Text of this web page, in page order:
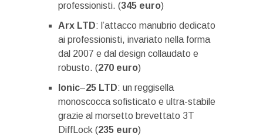
professionisti. (345 euro)
Arx LTD: l’attacco manubrio dedicato
ai professionisti, invariato nella forma
dal 2007 e dal design collaudato e
robusto. (270 euro)
Ionic–25 LTD: un reggisella
monoscocca sofisticato e ultra-stabile
grazie al morsetto brevettato 3T
DiffLock (235 euro)